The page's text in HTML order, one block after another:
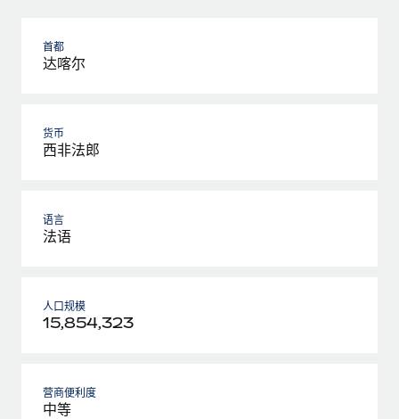
首都
达喀尔
货币
西非法郎
语言
法语
人口规模
15,854,323
营商便利度
中等